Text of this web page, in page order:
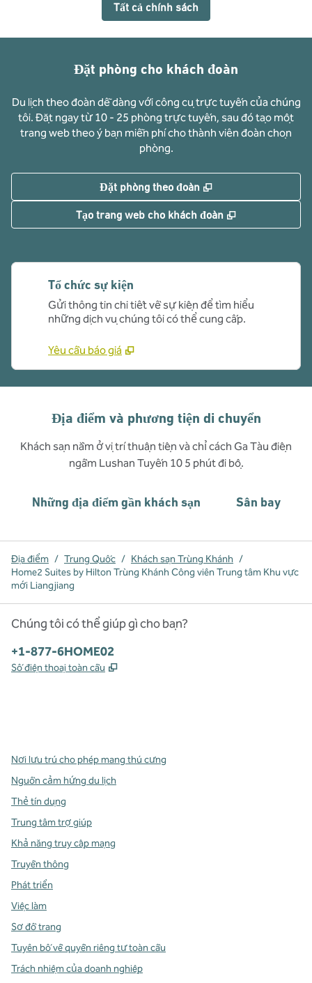
Tất cả chính sách
Đặt phòng cho khách đoàn
Du lịch theo đoàn dễ dàng với công cụ trực tuyến của chúng
tôi. Đặt ngay từ 10 - 25 phòng trực tuyến, sau đó tạo một
trang web theo ý bạn miễn phí cho thành viên đoàn chọn
phòng.
Đặt phòng theo đoàn ,
Tạo trang web cho khách đoàn ,
Tổ chức sự kiện
Gửi thông tin chi tiết về sự kiện để tìm hiểu
những dịch vụ chúng tôi có thể cung cấp.
Yêu cầu báo giá
Địa điểm và phương tiện di chuyển
Khách sạn nằm ở vị trí thuận tiện và chỉ cách Ga Tàu điện
ngầm Lushan Tuyến 10 5 phút đi bộ.
Những địa điểm gần khách sạn Sân bay
Địa điểm / Trung Quốc / Khách sạn Trùng Khánh /
Home2 Suites by Hilton Trùng Khánh Công viên Trung tâm Khu vực
mới Liangjiang
Chúng tôi có thể giúp gì cho bạn?
Điện thoại:
+1-877-6HOME02
Số điện thoại toàn cầu ,
Nơi lưu trú cho phép mang thú cưng
Nguồn cảm hứng du lịch
Thẻ tín dụng
Trung tâm trợ giúp
Khả năng truy cập mạng
Truyền thông
Phát triển
Việc làm
Sơ đồ trang
Tuyên bố về quyền riêng tư toàn cầu
Trách nhiệm của doanh nghiệp